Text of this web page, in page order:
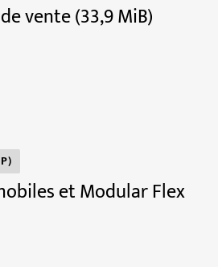
vente(33,9 MiB)
et Modular Flex